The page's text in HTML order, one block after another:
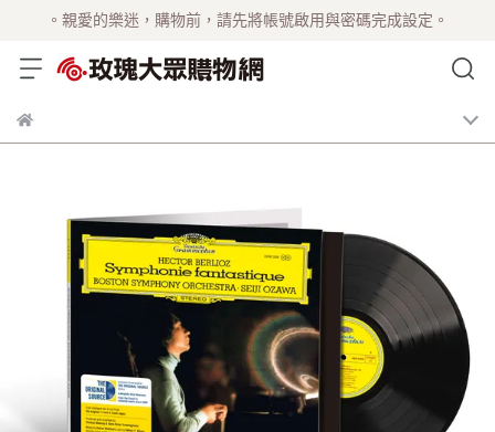
。親愛的樂迷，購物前，請先將帳號啟用與密碼完成設定。